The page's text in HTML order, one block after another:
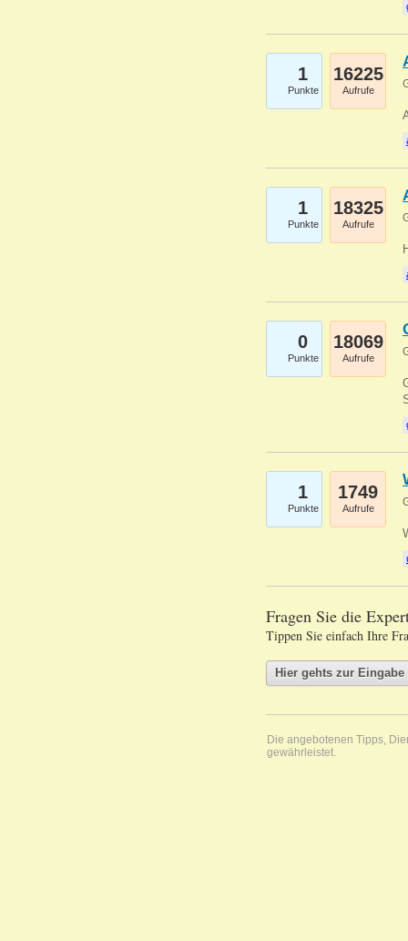
1
Punkte
16225
Aufrufe
1
Punkte
18325
Aufrufe
0
Punkte
18069
Aufrufe
1
Punkte
1749
Aufrufe
Fragen Sie die
Tippen Sie einfach Ihre
Die angebotenen Tipps,
gewährleistet.